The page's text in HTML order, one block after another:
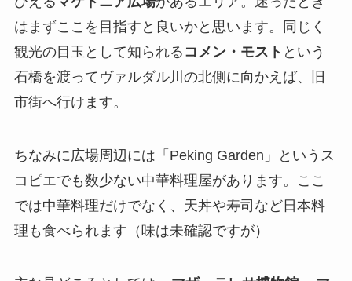
はまずここを目指すと良いかと思います。同じく
観光の目玉として知られる コメン・モスト という
石橋を渡ってヴァルダル川の北側に向かえば、旧
市街へ行けます。
ちなみに広場周辺には「Peking Garden」というス
コピエでも数少ない中華料理屋があります。ここ
では中華料理だけでなく、天丼や寿司など日本料
理も食べられます（味は未確認ですが）